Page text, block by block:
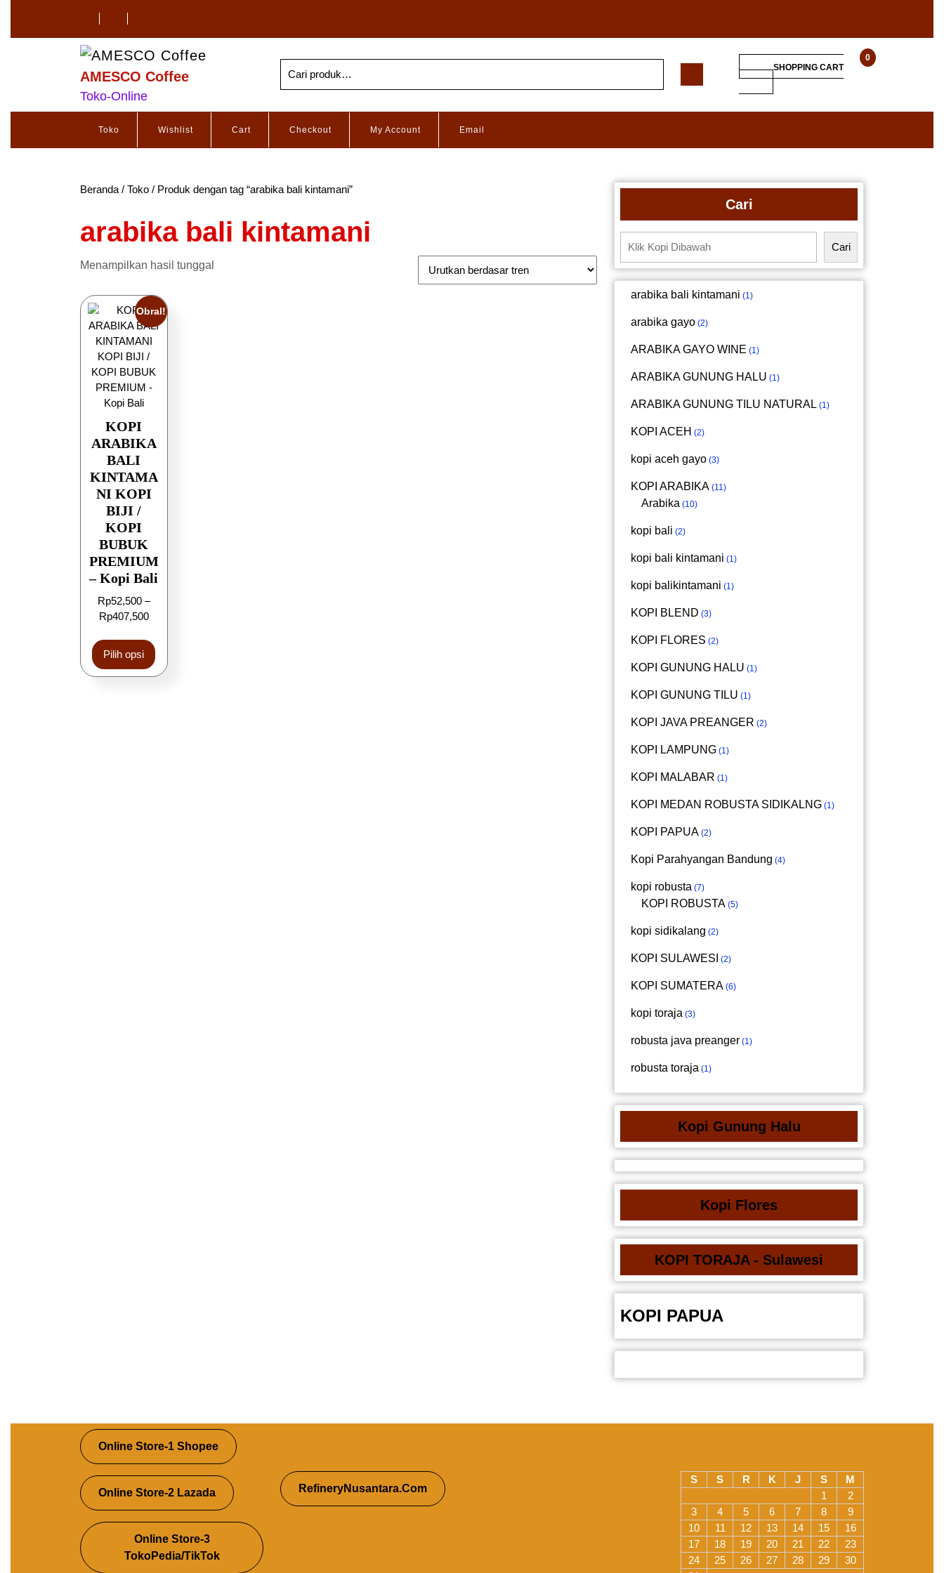
AMESCO Coffee
Toko-Online
0
SHOPPING CART
Toko Wishlist Cart Checkout My Account Email
Beranda / Toko / Produk dengan tag “arabika bali kintamani”
arabika bali kintamani
Menampilkan hasil tunggal
Obral!
KOPI
ARABIKA
BALI
KINTAMA
NI KOPI
BIJI /
KOPI
BUBUK
PREMIUM
– Kopi Bali
Rp52,500 –
Rp407,500
Pilih opsi
Cari
Cari
arabika bali kintamani 1
arabika gayo 2
ARABIKA GAYO WINE 1
ARABIKA GUNUNG HALU 1
ARABIKA GUNUNG TILU NATURAL 1
KOPI ACEH 2
kopi aceh gayo 3
KOPI ARABIKA 11
Arabika 10
kopi bali 2
kopi bali kintamani 1
kopi balikintamani 1
KOPI BLEND 3
KOPI FLORES 2
KOPI GUNUNG HALU 1
KOPI GUNUNG TILU 1
KOPI JAVA PREANGER 2
KOPI LAMPUNG 1
KOPI MALABAR 1
KOPI MEDAN ROBUSTA SIDIKALNG 1
KOPI PAPUA 2
Kopi Parahyangan Bandung 4
kopi robusta 7
KOPI ROBUSTA 5
kopi sidikalang 2
KOPI SULAWESI 2
KOPI SUMATERA 6
kopi toraja 3
robusta java preanger 1
robusta toraja 1
Kopi Gunung Halu
Kopi Flores
KOPI TORAJA - Sulawesi
KOPI PAPUA
Online Store-1 Shopee
Online Store-2 Lazada
Online Store-3
TokoPedia/TikTok
RefineryNusantara.Com
S S R K J S
M
1
2
3
4 5 6 7 8
9
10
11 12 13 14 15
16
17
18 19 20 21 22
23
24
25 26 27 28 29
30